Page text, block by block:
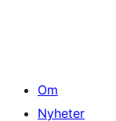
Om
Nyheter